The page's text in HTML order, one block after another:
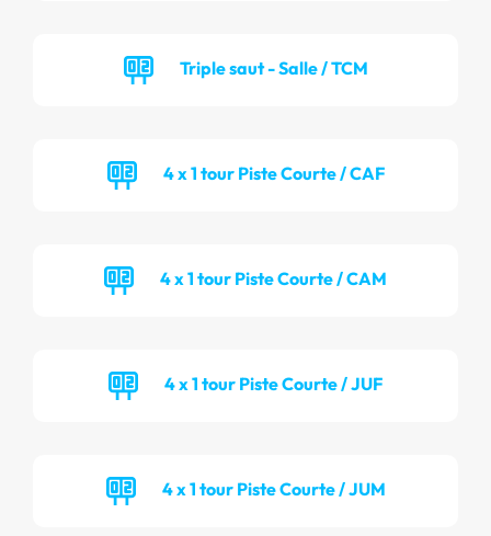
Triple saut - Salle / TCM
4 x 1 tour Piste Courte / CAF
4 x 1 tour Piste Courte / CAM
4 x 1 tour Piste Courte / JUF
4 x 1 tour Piste Courte / JUM